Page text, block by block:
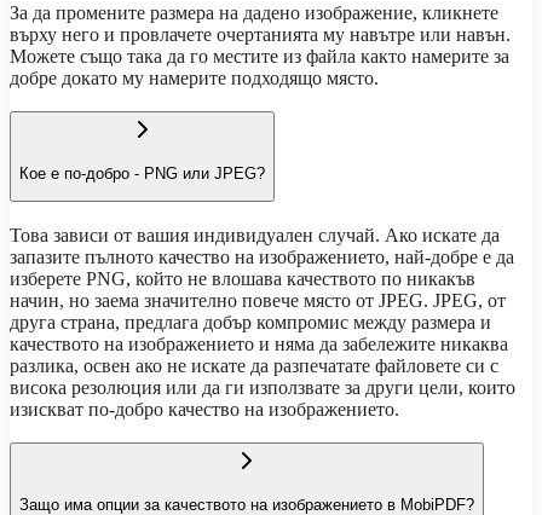
За да промените размера на дадено изображение, кликнете
върху него и провлачете очертанията му навътре или навън.
Можете също така да го местите из файла както намерите за
добре докато му намерите подходящо място.
Кое е по-добро - PNG или JPEG?
Това зависи от вашия индивидуален случай. Ако искате да
запазите пълното качество на изображението, най-добре е да
изберете PNG, който не влошава качеството по никакъв
начин, но заема значително повече място от JPEG. JPEG, от
друга страна, предлага добър компромис между размера и
качеството на изображението и няма да забележите никаква
разлика, освен ако не искате да разпечатате файловете си с
висока резолюция или да ги използвате за други цели, които
изискват по-добро качество на изображението.
Защо има опции за качеството на изображението в MobiPDF?